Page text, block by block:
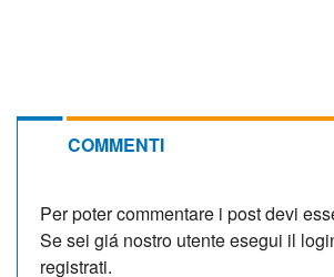
COMMENTI
Per poter commentare i post devi
Se sei giá nostro utente esegui il
registrati.